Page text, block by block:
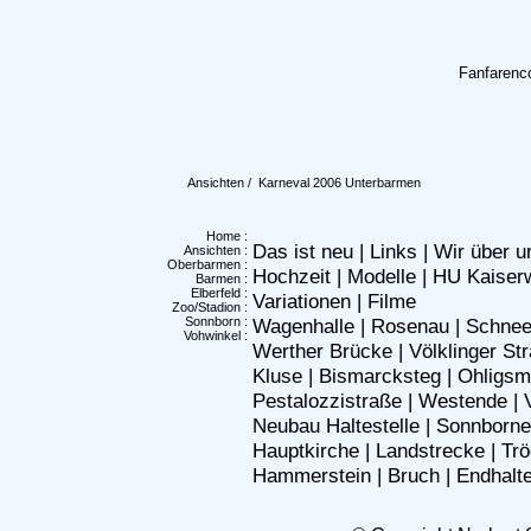
Ansichten / Karneval 2006 Unterbarmen
Home
Ansichten
Oberbarmen
Barmen
Elberfeld
Zoo/Stadion
Sonnborn
Vohwinkel
:
:
:
:
:
:
:
:
Das ist neu| Links | Wir über
Hochzeit| Modelle| HU
Variationen| Filme
Wagenhalle| Rosenau| Schnee
Werther Brücke| Völklinger
Kluse| Bismarcksteg|
Pestalozzistraße| Westende|
Neubau Haltestelle|
Hauptkirche| Landstrecke|
Hammerstein| Bruch|